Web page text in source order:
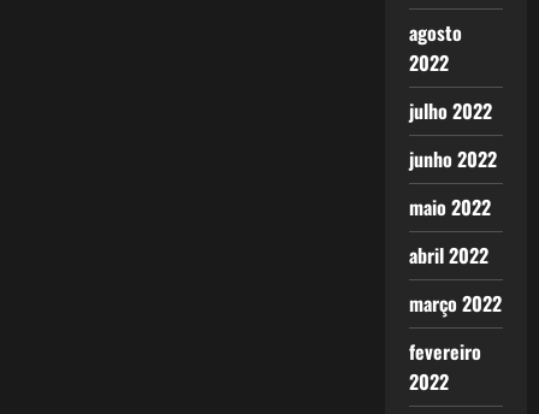
agosto
2022
julho 2022
junho 2022
maio 2022
abril 2022
março 2022
fevereiro
2022